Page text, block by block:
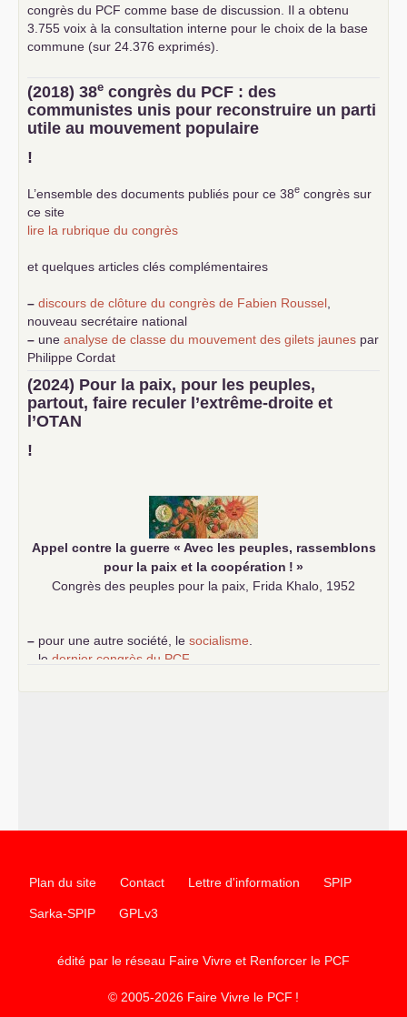
congrès du PCF comme base de discussion. Il a obtenu
3.755 voix à la consultation interne pour le choix de la base
commune (sur 24.376 exprimés).
(2018) 38e congrès du PCF : des
communistes unis pour reconstruire un parti
utile au mouvement populaire
!
L’ensemble des documents publiés pour ce 38e congrès sur
ce site
lire la rubrique du congrès
et quelques articles clés complémentaires
– discours de clôture du congrès de Fabien Roussel
nouveau secrétaire national
– une analyse de classe du mouvement des gilets jaunes par
Philippe Cordat
–
un texte de Jean-Claude Delaunay
le marxisme est la
science sociale de notre temps
–un appel proposé aux partis communistes et ouvrier
d’Europe
–
(2024) Pour la paix, pour les peuples,
partout, faire reculer l’extrême-droite et
l’OTAN
!
Appel contre la guerre « Avec les peuples, rassemblons
pour la paix et la coopération ! »
Congrès des peuples pour la paix, Frida Khalo, 1952
– pour une autre société, le socialisme
le dernier congrès du PCF
Plan du site Contact Lettre d'information SPIP
Sarka-SPIP GPLv3
édité par le réseau Faire Vivre et Renforcer le PCF
© 2005-2026 Faire Vivre le PCF !